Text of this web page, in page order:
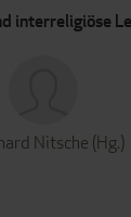
interreligiöse
Nitsche (Hg.)